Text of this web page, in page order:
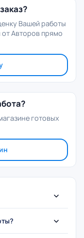
Вашей работы
от Авторов прямо
готовых